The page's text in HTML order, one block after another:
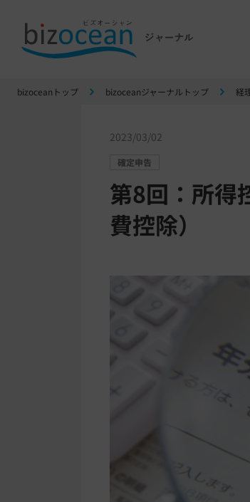
bizoceanトップ bizoceanジャーナルトップ 経
2023/03/02
確定申告
第8回：所得
費控除）